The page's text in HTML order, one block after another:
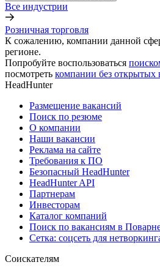
Все индустрии
Розничная торговля
К сожалению, компании данной
регионе.
Попробуйте воспользоваться
посмотреть компании без открытых
HeadHunter
Размещение вакансий
Поиск по резюме
О компании
Наши вакансии
Реклама на сайте
Требования к ПО
Безопасный HeadHunter
HeadHunter API
Партнерам
Инвесторам
Каталог компаний
Поиск по вакансиям в
Сетка: соцсеть для
Соискателям